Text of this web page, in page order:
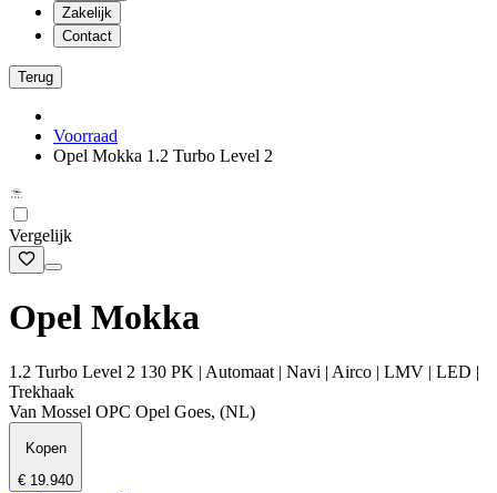
Zakelijk
Contact
Terug
Voorraad
Opel Mokka 1.2 Turbo Level 2
Vergelijk
Opel Mokka
1.2 Turbo Level 2 130 PK | Automaat | Navi | Airco | LMV | LED |
Trekhaak
Van Mossel OPC Opel Goes, (NL)
Kopen
€ 19.940